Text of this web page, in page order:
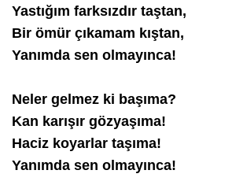
Yastığım farksızdır taştan,
Bir ömür çıkamam kıştan,
Yanımda sen olmayınca!
Neler gelmez ki başıma?
Kan karışır gözyaşıma!
Haciz koyarlar taşıma!
Yanımda sen olmayınca!